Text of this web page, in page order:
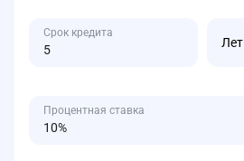
Срок кредита
Лет
Процентная ставка